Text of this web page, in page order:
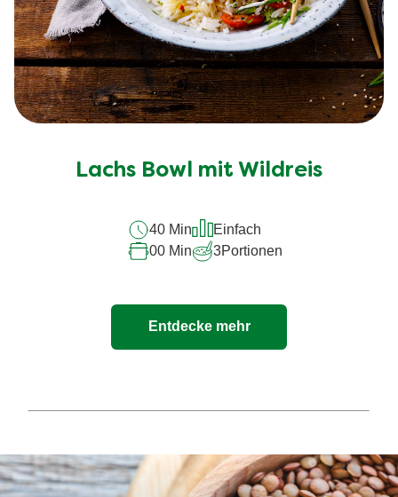
Lachs Bowl mit Wildreis
40 Min
Einfach
00 Min
3Portionen
Entdecke mehr